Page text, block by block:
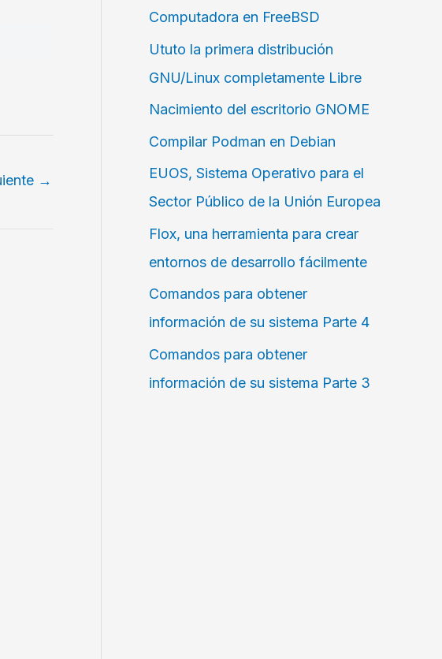
→
Computadora en FreeBSD
Ututo la primera distribución
GNU/Linux completamente Libre
Nacimiento del escritorio GNOME
Compilar Podman en Debian
EUOS, Sistema Operativo para el
Sector Público de la Unión Europea
Flox, una herramienta para crear
entornos de desarrollo fácilmente
Comandos para obtener
información de su sistema Parte 4
Comandos para obtener
información de su sistema Parte 3